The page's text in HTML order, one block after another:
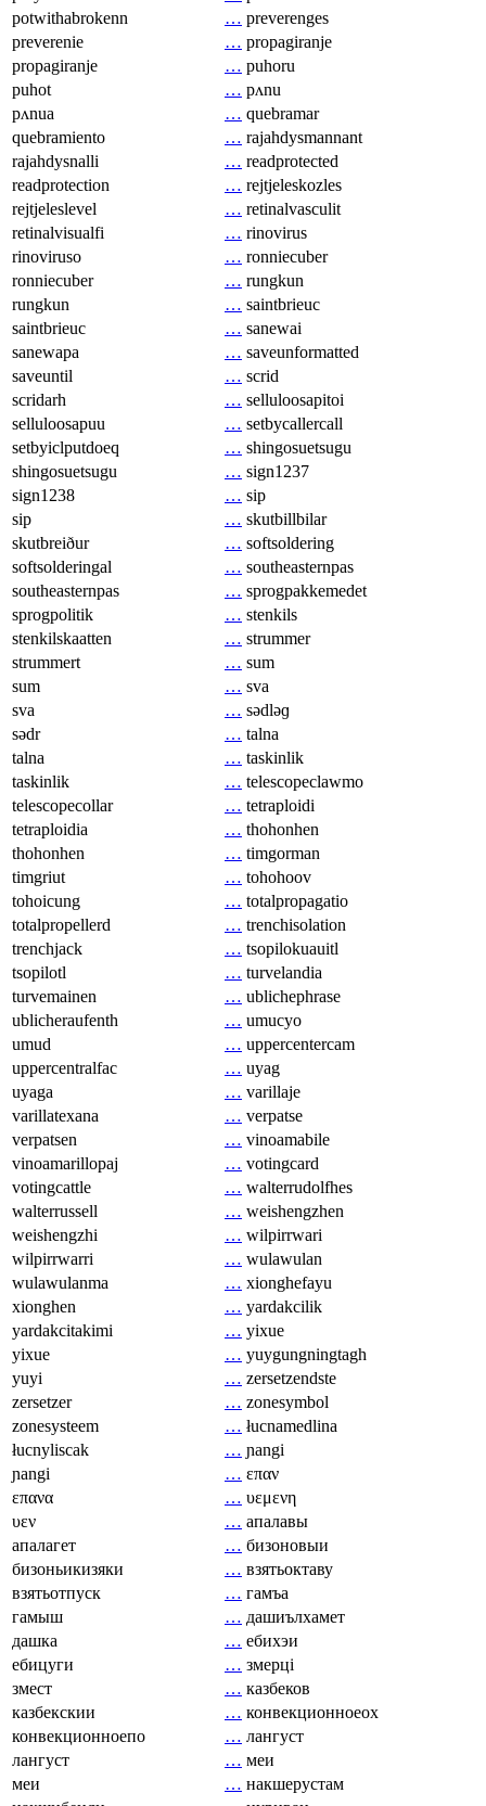
potwithabrokenn
… preverenges
preverenie
… propagiranje
propagiranje
… puhoru
puhot
… pʌnu
pʌnua
… quebramar
quebramiento
… rajahdysmannant
rajahdysnalli
… readprotected
readprotection
… rejtjeleskozles
rejtjeleslevel
… retinalvasculit
retinalvisualfi
… rinovirus
rinoviruso
… ronniecuber
ronniecuber
… rungkun
rungkun
… saintbrieuc
saintbrieuc
… sanewai
sanewapa
… saveunformatted
saveuntil
… scrid
scridarh
… selluloosapitoi
selluloosapuu
… setbycallercall
setbyiclputdoeq
… shingosuetsugu
shingosuetsugu
… sign1237
sign1238
… sip
sip
… skutbillbilar
skutbreiður
… softsoldering
softsolderingal
… southeasternpas
southeasternpas
… sprogpakkemedet
sprogpolitik
… stenkils
stenkilskaatten
… strummer
strummert
… sum
sum
… sva
sva
… sədləɡ
sədr
… talna
talna
… taskinlik
taskinlik
… telescopeclawmo
telescopecollar
… tetraploidi
tetraploidia
… thohonhen
thohonhen
… timgorman
timgriut
… tohohoov
tohoicung
… totalpropagatio
totalpropellerd
… trenchisolation
trenchjack
… tsopilokuauitl
tsopilotl
… turvelandia
turvemainen
… ublichephrase
ublicheraufenth
… umucyo
umud
… uppercentercam
uppercentralfac
… uyag
uyaga
… varillaje
varillatexana
… verpatse
verpatsen
… vinoamabile
vinoamarillopaj
… votingcard
votingcattle
… walterrudolfhes
walterrussell
… weishengzhen
weishengzhi
… wilpirrwari
wilpirrwarri
… wulawulan
wulawulanma
… xionghefayu
xionghen
… yardakcilik
yardakcitakimi
… yixue
yixue
… yuygungningtagh
yuyi
… zersetzendste
zersetzer
… zonesymbol
zonesysteem
… łucnamedlina
łucnyliscak
… ɲangi
ɲangi
… επαν
επανα
… υεμενη
υεν
… апалавы
апалагет
… бизоновыи
бизоньикизяки
… взятьоктаву
взятьотпуск
… гамъа
гамыш
… дашиълхамет
дашка
… ебихэи
ебицуги
… змерці
змест
… казбеков
казбекскии
… конвекционноеох
конвекционноепо
… лангуст
лангуст
… меи
меи
… накшерустам